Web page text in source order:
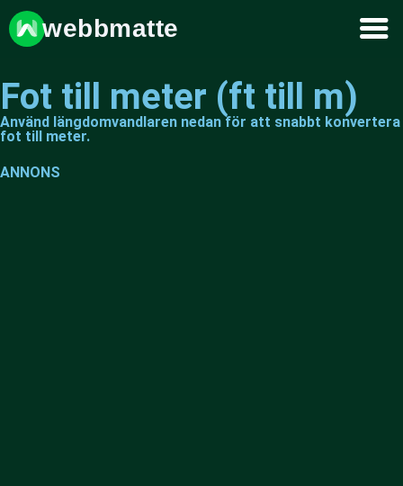
webbmatte
Fot till meter (ft till m)
Använd längdomvandlaren nedan för att snabbt konvertera
fot till meter.
ANNONS